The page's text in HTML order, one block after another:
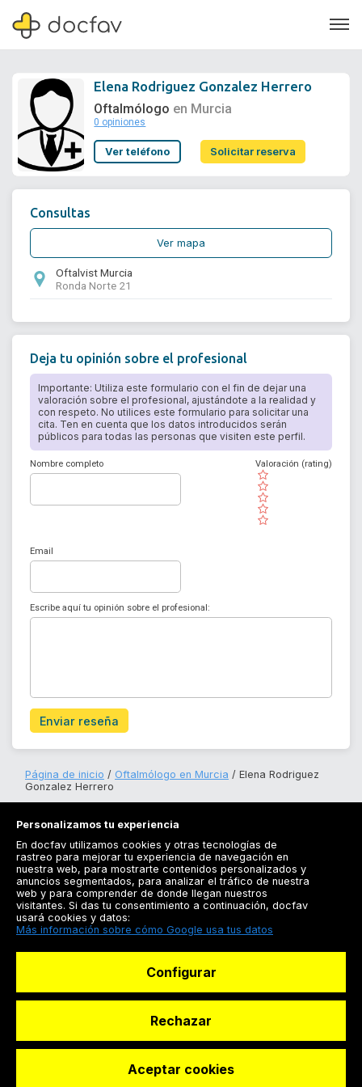
Soporte
Elena Rodriguez Gonzalez Herrero
Oftalmólogo en Murcia
0 opiniones
Ver teléfono Solicitar reserva
Consultas
Ver mapa
Oftalvist Murcia
Ronda Norte 21
Deja tu opinión sobre el profesional
Importante: Utiliza este formulario con el fin de dejar una
valoración sobre el profesional, ajustándote a la realidad y
con respeto. No utilices este formulario para solicitar una
cita. Ten en cuenta que los datos introducidos serán
públicos para todas las personas que visiten este perfil.
Nombre completo
( )
( )
( )
( )
( )
Valoración (rating)
Email
Escribe aquí tu opinión sobre el profesional:
Enviar reseña
Página de inicio Oftalmólogo en Murcia
Elena Rodriguez
Gonzalez Herrero
Registrarse
Docfav
© Dashboard Technologies S.L
Personalizamos tu experiencia
En docfav utilizamos cookies y otras tecnologías de
rastreo para mejorar tu experiencia de navegación en
nuestra web, para mostrarte contenidos personalizados y
anuncios segmentados, para analizar el tráfico de nuestra
web y para comprender de donde llegan nuestros
visitantes. Si das tu consentimiento a continuación, docfav
usará cookies y datos:
Más información sobre cómo Google usa tus datos
Configurar
Rechazar
Aceptar cookies